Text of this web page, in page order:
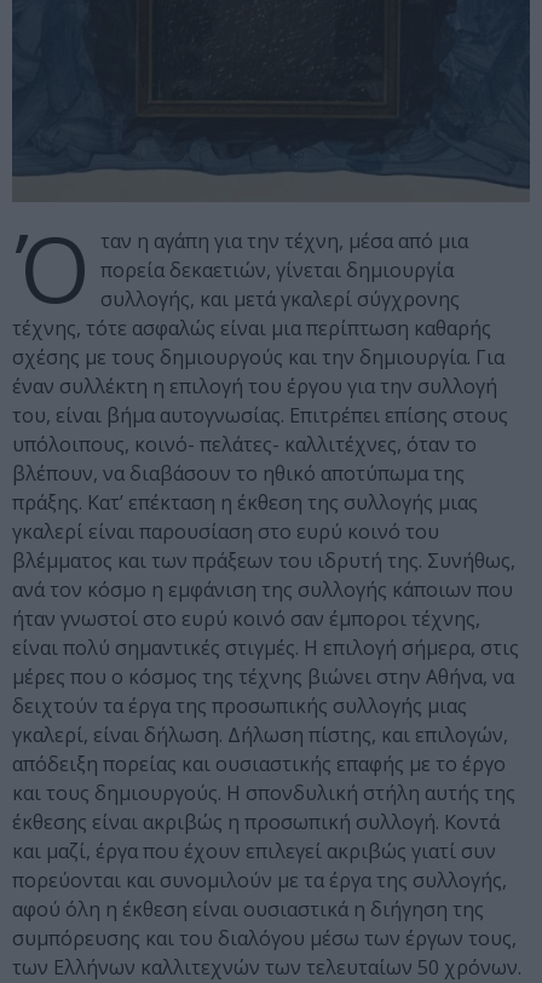
Ό
ταν η αγάπη για την τέχνη, μέσα από μια
πορεία δεκαετιών, γίνεται δημιουργία
συλλογής, και μετά γκαλερί σύγχρονης
τέχνης, τότε ασφαλώς είναι μια περίπτωση καθαρής
σχέσης με τους δημιουργούς και την δημιουργία. Για
έναν συλλέκτη η επιλογή του έργου για την συλλογή
του, είναι βήμα αυτογνωσίας. Επιτρέπει επίσης στους
υπόλοιπους, κοινό- πελάτες- καλλιτέχνες, όταν το
βλέπουν, να διαβάσουν το ηθικό αποτύπωμα της
πράξης. Κατ’ επέκταση η έκθεση της συλλογής μιας
γκαλερί είναι παρουσίαση στο ευρύ κοινό του
βλέμματος και των πράξεων του ιδρυτή της. Συνήθως,
ανά τον κόσμο η εμφάνιση της συλλογής κάποιων που
ήταν γνωστοί στο ευρύ κοινό σαν έμποροι τέχνης,
είναι πολύ σημαντικές στιγμές. Η επιλογή σήμερα, στις
μέρες που ο κόσμος της τέχνης βιώνει στην Αθήνα, να
δειχτούν τα έργα της προσωπικής συλλογής μιας
γκαλερί, είναι δήλωση. Δήλωση πίστης, και επιλογών,
απόδειξη πορείας και ουσιαστικής επαφής με το έργο
και τους δημιουργούς. H σπονδυλική στήλη αυτής της
έκθεσης είναι ακριβώς η προσωπική συλλογή. Κοντά
και μαζί, έργα που έχουν επιλεγεί ακριβώς γιατί συν
πορεύονται και συνομιλούν με τα έργα της συλλογής,
αφού όλη η έκθεση είναι ουσιαστικά η διήγηση της
συμπόρευσης και του διαλόγου μέσω των έργων τους,
των Ελλήνων καλλιτεχνών των τελευταίων 50 χρόνων.